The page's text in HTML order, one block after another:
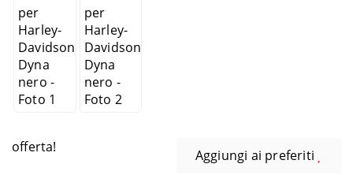
offerta! Aggiungi ai preferiti